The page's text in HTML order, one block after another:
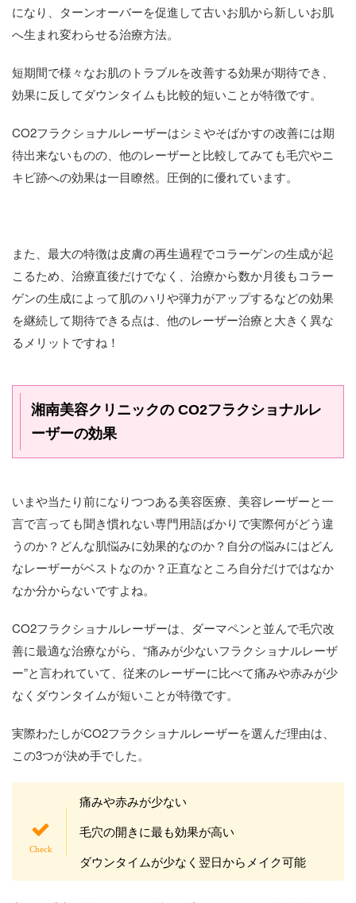
になり、ターンオーバーを促進して古いお肌から新しいお肌
へ生まれ変わらせる治療方法。
短期間で様々なお肌のトラブルを改善する効果が期待でき、
効果に反してダウンタイムも比較的短いことが特徴です。
CO2フラクショナルレーザーはシミやそばかすの改善には期
待出来ないものの、他のレーザーと比較してみても毛穴やニ
キビ跡への効果は一目瞭然。圧倒的に優れています。
また、最大の特徴は皮膚の再生過程でコラーゲンの生成が起
こるため、治療直後だけでなく、治療から数か月後もコラー
ゲンの生成によって肌のハリや弾力がアップするなどの効果
を継続して期待できる点は、他のレーザー治療と大きく異な
るメリットですね！
湘南美容クリニックの CO2フラクショナルレ
ーザーの効果
いまや当たり前になりつつある美容医療、美容レーザーと一
言で言っても聞き慣れない専門用語ばかりで実際何がどう違
うのか？どんな肌悩みに効果的なのか？自分の悩みにはどん
なレーザーがベストなのか？正直なところ自分だけではなか
なか分からないですよね。
CO2フラクショナルレーザーは、ダーマペンと並んで毛穴改
善に最適な治療ながら、“痛みが少ないフラクショナルレーザ
ー”と言われていて、従来のレーザーに比べて痛みや赤みが少
なくダウンタイムが短いことが特徴です。
実際わたしがCO2フラクショナルレーザーを選んだ理由は、
この3つが決め手でした。
痛みや赤みが少ない
毛穴の開きに最も効果が高い
ダウンタイムが少なく翌日からメイク可能